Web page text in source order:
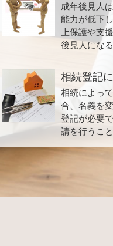
成年後見人
能力が低下
上保護や支
後見人にな
相続登記
相続によっ
合、名義を
登記が必要
請を行うこ